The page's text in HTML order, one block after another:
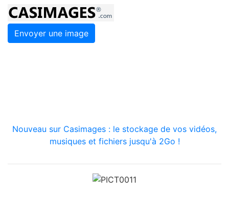
Envoyer une image
Nouveau sur Casimages : le stockage de vos vidéos,
musiques et fichiers jusqu'à 2Go !